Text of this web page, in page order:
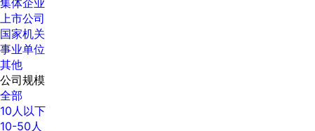
上市公司
国家机关
事业单位
其他
公司规模
全部
10人以下
10-50人